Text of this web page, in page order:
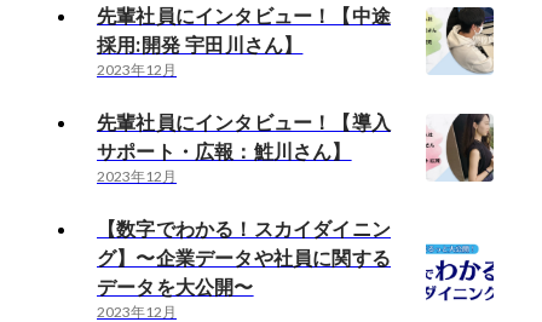
先輩社員にインタビュー！【中途
採用:開発 宇田川さん】
2023年12月
先輩社員にインタビュー！【導入
サポート・広報：鮏川さん】
2023年12月
【数字でわかる！スカイダイニン
グ】〜企業データや社員に関する
データを大公開〜
2023年12月